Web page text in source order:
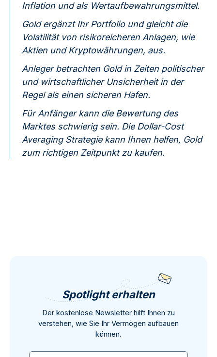
Inflation und als Wertaufbewahrungsmittel.
Gold ergänzt Ihr Portfolio und gleicht die
Volatilität von risikoreicheren Anlagen, wie
Aktien und Kryptowährungen, aus.
Anleger betrachten Gold in Zeiten politischer
und wirtschaftlicher Unsicherheit in der
Regel als einen sicheren Hafen.
Für Anfänger kann die Bewertung des
Marktes schwierig sein. Die Dollar-Cost
Averaging Strategie kann Ihnen helfen, Gold
zum richtigen Zeitpunkt zu kaufen.
Spotlight erhalten
Der kostenlose Newsletter hilft Ihnen zu
verstehen, wie Sie Ihr Vermögen aufbauen
können.